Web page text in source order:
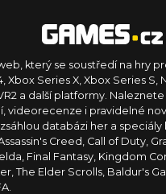
který se soustředí na hry
Xbox Series X, Xbox Series S,
a další platformy.
videorecenze i pravidelné
databázi her a speciály
Creed, Call of Duty,
Final Fantasy, Kingdom
The Elder Scrolls, Baldur's